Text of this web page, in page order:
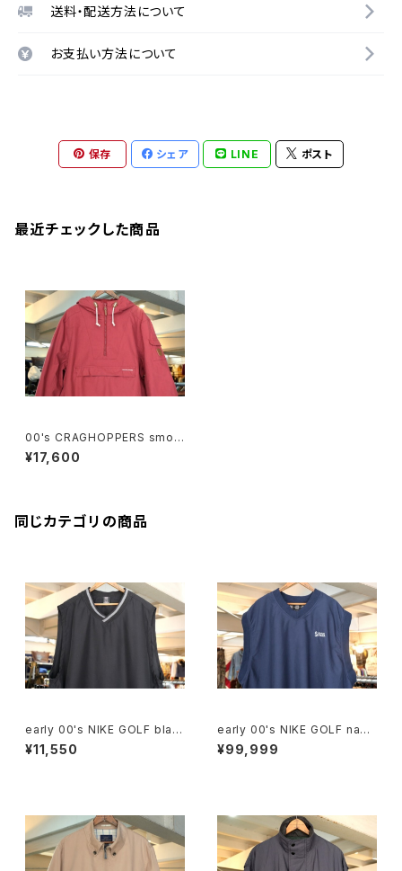
送料・配送方法について
お支払い方法について
保存 シェア LINE ポスト
最近チェックした商品
00's CRAGHOPPERS smok
ey-red pull-over Jacket
¥17,600
同じカテゴリの商品
early 00's NIKE GOLF blac
k v-neck Vest
¥11,550
early 00's NIKE GOLF navy
v-neck Vest "SAS Institut
e"
¥99,999